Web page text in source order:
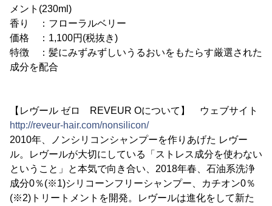
メント(230ml)
香り ：フローラルベリー
価格 ：1,100円(税抜き)
特徴 ：髪にみずみずしいうるおいをもたらす厳選された
成分を配合
【レヴール ゼロ REVEUR Oについて】 ウェブサイト
http://reveur-hair.com/nonsilicon/
2010年、ノンシリコンシャンプーを作りあげた レヴー
ル。レヴールが大切にしている「ストレス成分を使わない
ということ」と本気で向き合い、2018年春、石油系洗浄
成分0％(※1)シリコーンフリーシャンプー、カチオン0％
(※2)トリートメントを開発。レヴールは進化をして新た